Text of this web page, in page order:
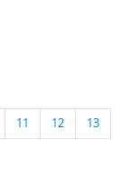
11 12 13